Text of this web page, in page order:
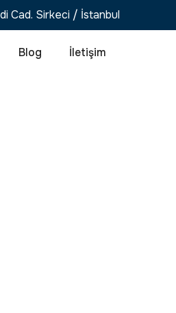
Cad. Sirkeci / İstanbul
Blog İletişim